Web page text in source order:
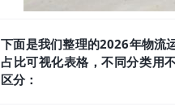
下面是我们整理的2026年物流
占比可视化表格，不同分类用
区分：